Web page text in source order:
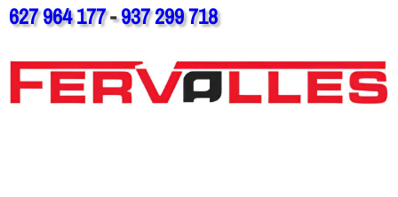
627 964 177-937 299 718